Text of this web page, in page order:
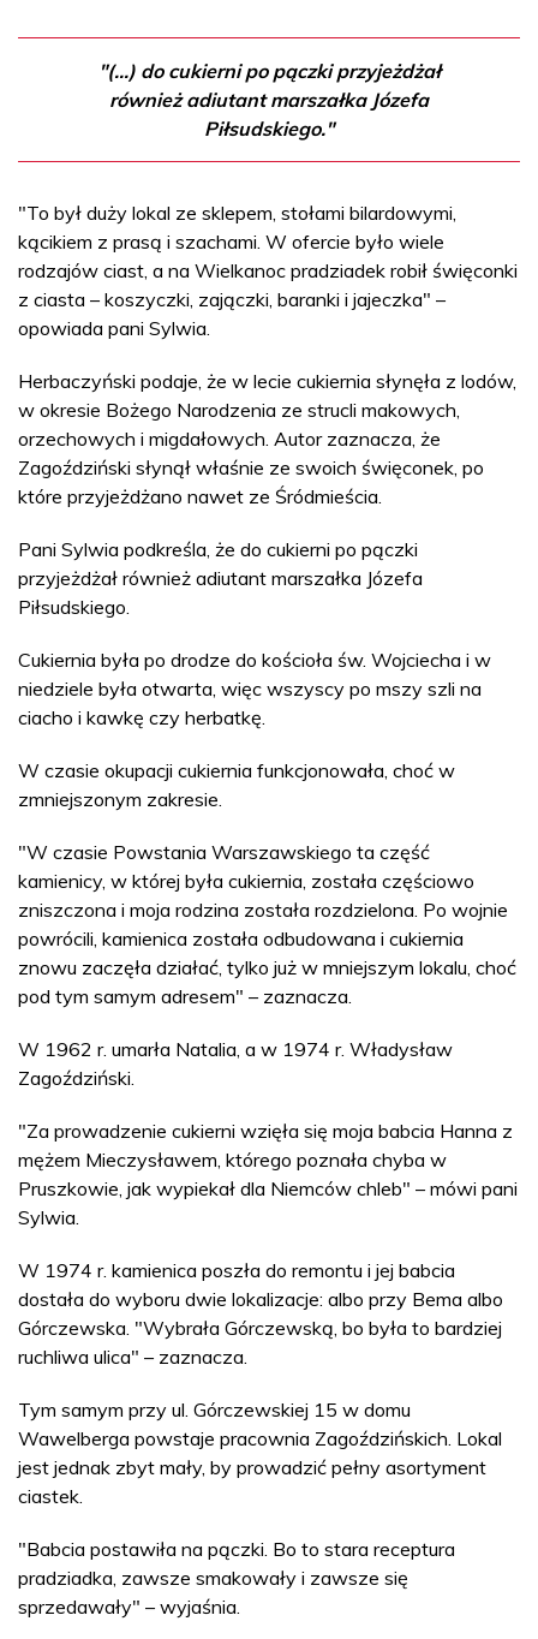
"(...) do cukierni po pączki przyjeżdżał
również adiutant marszałka Józefa
Piłsudskiego."
"To był duży lokal ze sklepem, stołami bilardowymi,
kącikiem z prasą i szachami. W ofercie było wiele
rodzajów ciast, a na Wielkanoc pradziadek robił święconki
z ciasta – koszyczki, zajączki, baranki i jajeczka" –
opowiada pani Sylwia.
Herbaczyński podaje, że w lecie cukiernia słynęła z lodów,
w okresie Bożego Narodzenia ze strucli makowych,
orzechowych i migdałowych. Autor zaznacza, że
Zagoździński słynął właśnie ze swoich święconek, po
które przyjeżdżano nawet ze Śródmieścia.
Pani Sylwia podkreśla, że do cukierni po pączki
przyjeżdżał również adiutant marszałka Józefa
Piłsudskiego.
Cukiernia była po drodze do kościoła św. Wojciecha i w
niedziele była otwarta, więc wszyscy po mszy szli na
ciacho i kawkę czy herbatkę.
W czasie okupacji cukiernia funkcjonowała, choć w
zmniejszonym zakresie.
"W czasie Powstania Warszawskiego ta część
kamienicy, w której była cukiernia, została częściowo
zniszczona i moja rodzina została rozdzielona. Po wojnie
powrócili, kamienica została odbudowana i cukiernia
znowu zaczęła działać, tylko już w mniejszym lokalu, choć
pod tym samym adresem" – zaznacza.
W 1962 r. umarła Natalia, a w 1974 r. Władysław
Zagoździński.
"Za prowadzenie cukierni wzięła się moja babcia Hanna z
mężem Mieczysławem, którego poznała chyba w
Pruszkowie, jak wypiekał dla Niemców chleb" – mówi pani
Sylwia.
W 1974 r. kamienica poszła do remontu i jej babcia
dostała do wyboru dwie lokalizacje: albo przy Bema albo
Górczewska. "Wybrała Górczewską, bo była to bardziej
ruchliwa ulica" – zaznacza.
Tym samym przy ul. Górczewskiej 15 w domu
Wawelberga powstaje pracownia Zagoździńskich. Lokal
jest jednak zbyt mały, by prowadzić pełny asortyment
ciastek.
"Babcia postawiła na pączki. Bo to stara receptura
pradziadka, zawsze smakowały i zawsze się
sprzedawały" – wyjaśnia.